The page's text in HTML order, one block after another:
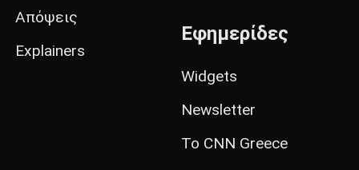
Απόψεις
Explainers
Εφημερίδες
Widgets
Newsletter
Το CNN Greece